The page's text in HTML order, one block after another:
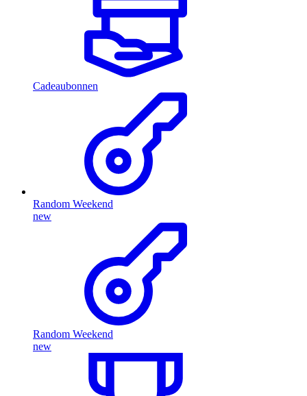
Cadeaubonnen
Random Weekend
new
Random Weekend
new